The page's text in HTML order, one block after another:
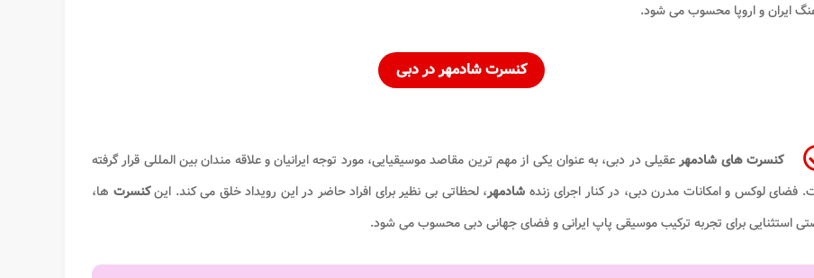
ایران و اروپا محسوب می شود.
کنسرت شادمهر در دبی
کنسرت های شادمهرعقیلی در دبی، به عنوان یکی از مهم ترین مقاصد موسیقیایی، مورد توجه ایرانیان و علاقه مندان بین المللی قرار گرفته
فضای لوکس و امکانات مدرن دبی، در کنار اجرای زنده شادمهر، لحظاتی بی نظیر برای افراد حاضر در این رویداد خلق می کند. اینکنسرت ها،
استثنایی برای تجربه ترکیب موسیقی پاپ ایرانی و فضای جهانی دبی محسوب می شود.